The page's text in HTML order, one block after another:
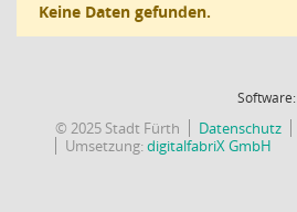
Keine Daten gefunden.
Software:
© 2025 Stadt Fürth Datenschutz
Umsetzung:digitalfabriX GmbH